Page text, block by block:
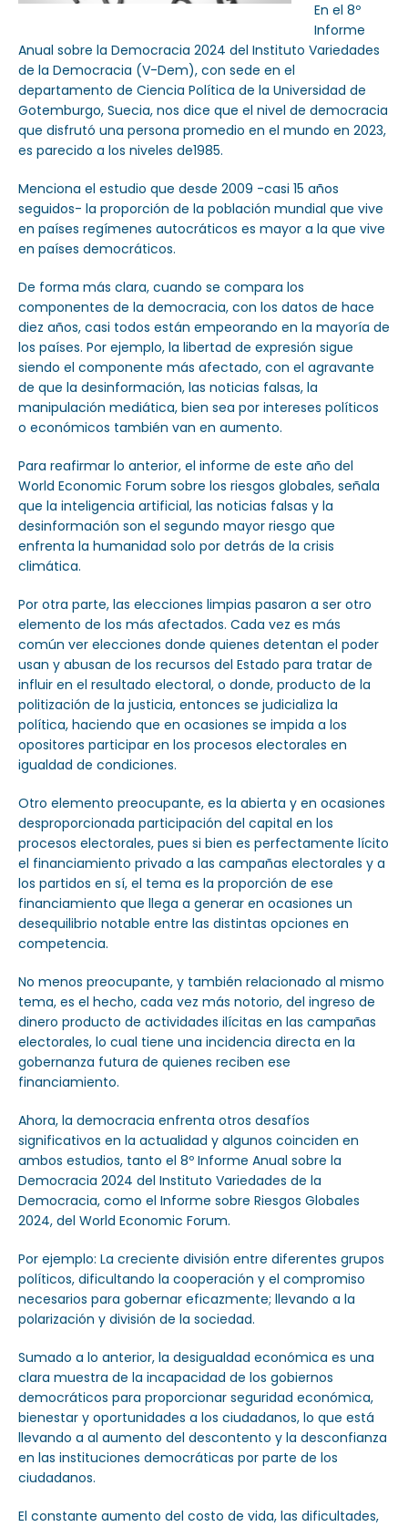
En el 8º
Informe
Anual sobre la Democracia 2024 del Instituto Variedades
de la Democracia (V-Dem), con sede en el
departamento de Ciencia Política de la Universidad de
Gotemburgo, Suecia, nos dice que el nivel de democracia
que disfrutó una persona promedio en el mundo en 2023,
es parecido a los niveles de1985.
Menciona el estudio que desde 2009 -casi 15 años
seguidos- la proporción de la población mundial que vive
en países regímenes autocráticos es mayor a la que vive
en países democráticos.
De forma más clara, cuando se compara los
componentes de la democracia, con los datos de hace
diez años, casi todos están empeorando en la mayoría de
los países. Por ejemplo, la libertad de expresión sigue
siendo el componente más afectado, con el agravante
de que la desinformación, las noticias falsas, la
manipulación mediática, bien sea por intereses políticos
o económicos también van en aumento.
Para reafirmar lo anterior, el informe de este año del
World Economic Forum sobre los riesgos globales, señala
que la inteligencia artificial, las noticias falsas y la
desinformación son el segundo mayor riesgo que
enfrenta la humanidad solo por detrás de la crisis
climática.
Por otra parte, las elecciones limpias pasaron a ser otro
elemento de los más afectados. Cada vez es más
común ver elecciones donde quienes detentan el poder
usan y abusan de los recursos del Estado para tratar de
influir en el resultado electoral, o donde, producto de la
politización de la justicia, entonces se judicializa la
política, haciendo que en ocasiones se impida a los
opositores participar en los procesos electorales en
igualdad de condiciones.
Otro elemento preocupante, es la abierta y en ocasiones
desproporcionada participación del capital en los
procesos electorales, pues si bien es perfectamente lícito
el financiamiento privado a las campañas electorales y a
los partidos en sí, el tema es la proporción de ese
financiamiento que llega a generar en ocasiones un
desequilibrio notable entre las distintas opciones en
competencia.
No menos preocupante, y también relacionado al mismo
tema, es el hecho, cada vez más notorio, del ingreso de
dinero producto de actividades ilícitas en las campañas
electorales, lo cual tiene una incidencia directa en la
gobernanza futura de quienes reciben ese
financiamiento.
Ahora, la democracia enfrenta otros desafíos
significativos en la actualidad y algunos coinciden en
ambos estudios, tanto el 8º Informe Anual sobre la
Democracia 2024 del Instituto Variedades de la
Democracia, como el Informe sobre Riesgos Globales
2024, del World Economic Forum.
Por ejemplo: La creciente división entre diferentes grupos
políticos, dificultando la cooperación y el compromiso
necesarios para gobernar eficazmente; llevando a la
polarización y división de la sociedad.
Sumado a lo anterior, la desigualdad económica es una
clara muestra de la incapacidad de los gobiernos
democráticos para proporcionar seguridad económica,
bienestar y oportunidades a los ciudadanos, lo que está
llevando a al aumento del descontento y la desconfianza
en las instituciones democráticas por parte de los
ciudadanos.
El constante aumento del costo de vida, las dificultades,